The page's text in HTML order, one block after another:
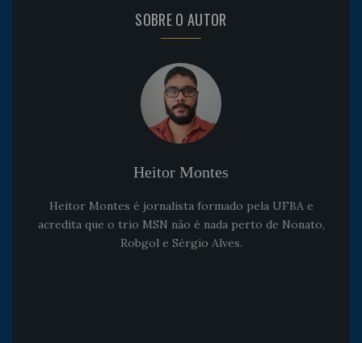
SOBRE O AUTOR
Heitor Montes
Heitor Montes é jornalista formado pela UFBA e
acredita que o trio MSN não é nada perto de Nonato,
Robgol e Sérgio Alves.